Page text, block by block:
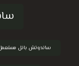
ساندوتش بانل مستعمل